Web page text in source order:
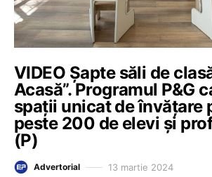
VIDEO Șapte săli de
Acasă”. Programul P&G
spații unicat de învățare
peste 200 de elevi și
(P)
Advertorial 13 martie 2024